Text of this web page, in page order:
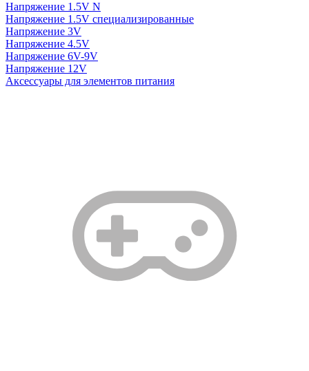
Напряжение 1.5V N
Напряжение 1.5V специализированные
Напряжение 3V
Напряжение 4.5V
Напряжение 6V-9V
Напряжение 12V
Аксессуары для элементов питания